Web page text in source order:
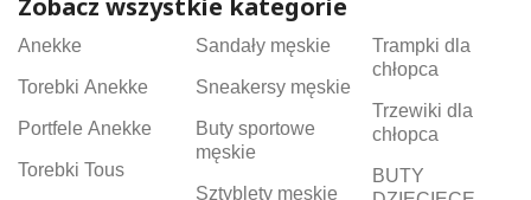
Zobacz wszystkie kategorie
Anekke
Torebki Anekke
Portfele Anekke
Torebki Tous
Sandały męskie
Sneakersy męskie
Buty sportowe
męskie
Sztyblety męskie
Trampki dla
chłopca
Trzewiki dla
chłopca
BUTY